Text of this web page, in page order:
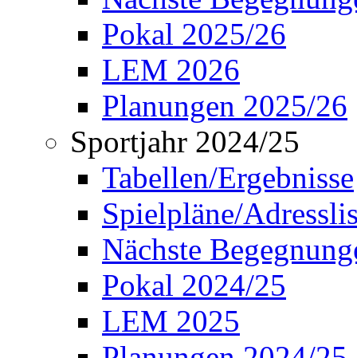
Pokal 2025/26
LEM 2026
Planungen 2025/26
Sportjahr 2024/25
Tabellen/Ergebnisse
Spielpläne/
Nächste
Pokal 2024/25
LEM 2025